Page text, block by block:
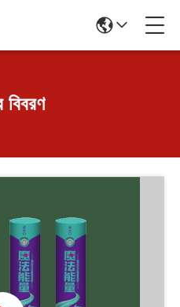
বিবরণ